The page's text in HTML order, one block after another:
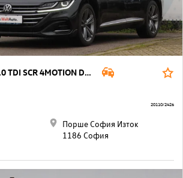
VW Arteon R-Line 2.0 TDI SCR 4MOTION DSG
Порше София Изток
1186 София
20110/2426